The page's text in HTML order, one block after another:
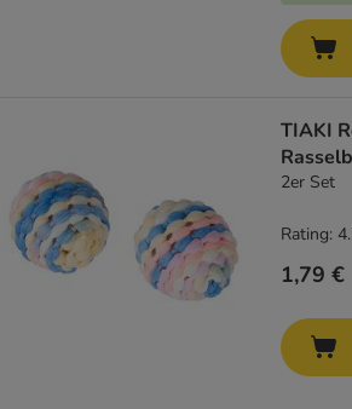
TIAKI
2er Set
1,79 €
Rating: